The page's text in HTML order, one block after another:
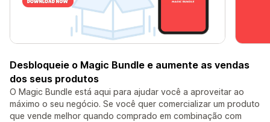
Desbloqueie o Magic Bundle e aumente as vendas
dos seus produtos
O Magic Bundle está aqui para ajudar você a aproveitar ao
máximo o seu negócio. Se você quer comercializar um produto
que vende melhor quando comprado em combinação com